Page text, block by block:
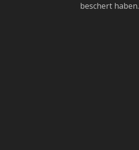
beschert haben.